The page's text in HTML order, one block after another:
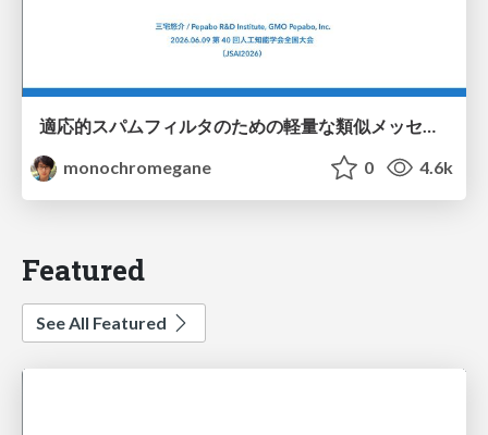
適応的スパムフィルタのための軽量な類似メッセージカウンタ / jsai2026-adaptive-spam-filter
monochromegane
0 4.6k
Featured
See All Featured